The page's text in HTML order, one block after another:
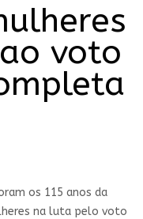
voto
os 115 anos da
na luta pelo voto